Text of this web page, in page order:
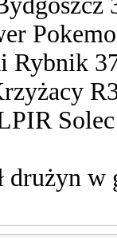
Rybnik
drużyn